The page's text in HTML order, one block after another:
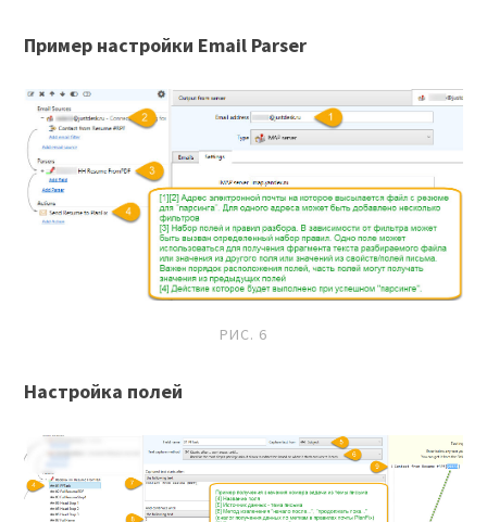
Пример настройки Email Parser
РИС. 6
Настройка полей